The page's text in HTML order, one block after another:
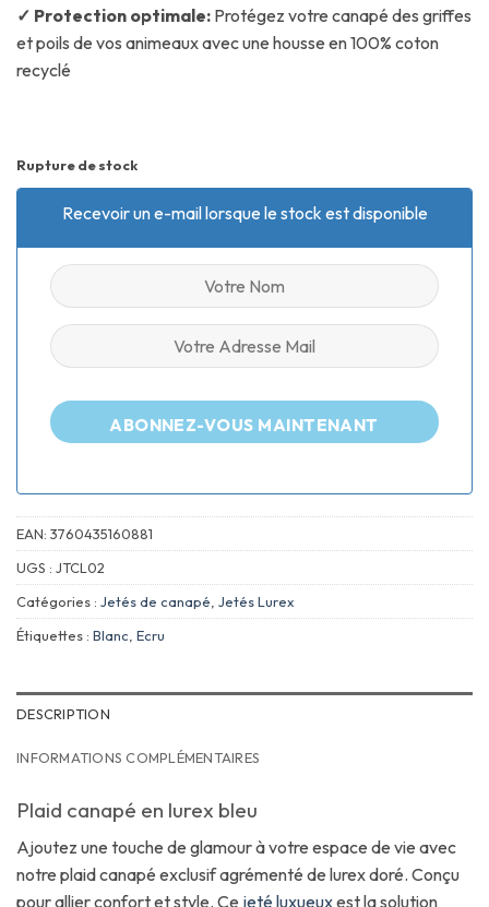
✓ Protection optimale: Protégez votre canapé des griffes
et poils de vos animeaux avec une housse en 100% coton
recyclé
Rupture de stock
Recevoir un e-mail lorsque le stock est disponible
ABONNEZ-VOUS MAINTENANT
EAN: 3760435160881
UGS : JTCL02
Catégories : Jetés de canapé Jetés Lurex
Étiquettes : Blanc Ecru
DESCRIPTION
INFORMATIONS COMPLÉMENTAIRES
Plaid canapé en lurex bleu
Ajoutez une touche de glamour à votre espace de vie avec
notre plaid canapé exclusif agrémenté de lurex doré. Conçu
pour allier confort et style. Ce jeté luxueuxest la solution